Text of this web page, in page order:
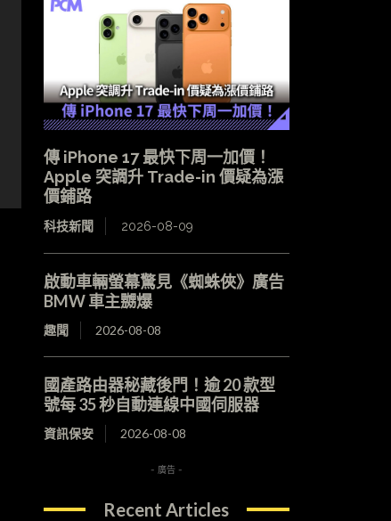
傳 iPhone 17 最快下周一加價！
Apple 突調升 Trade-in 價疑為漲
價鋪路
科技新聞 2026-08-09
啟動車輛螢幕驚見《蜘蛛俠》廣告
BMW 車主嬲爆
趣聞 2026-08-08
國產路由器秘藏後門！逾 20 款型
號每 35 秒自動連線中國伺服器
資訊保安 2026-08-08
- 廣告 -
Recent Articles